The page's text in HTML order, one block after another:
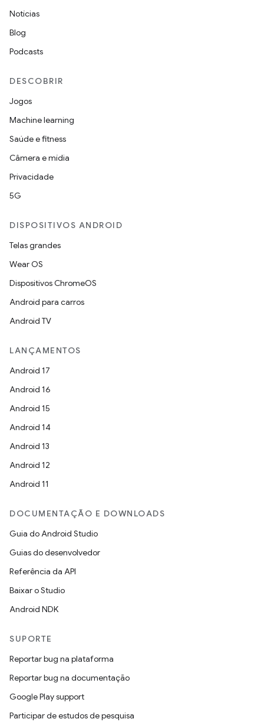
Notícias
Blog
Podcasts
DESCOBRIR
Jogos
Machine learning
Saúde e fitness
Câmera e mídia
Privacidade
5G
DISPOSITIVOS ANDROID
Telas grandes
Wear OS
Dispositivos ChromeOS
Android para carros
Android TV
LANÇAMENTOS
Android 17
Android 16
Android 15
Android 14
Android 13
Android 12
Android 11
DOCUMENTAÇÃO E DOWNLOADS
Guia do Android Studio
Guias do desenvolvedor
Referência da API
Baixar o Studio
Android NDK
SUPORTE
Reportar bug na plataforma
Reportar bug na documentação
Google Play support
Participar de estudos de pesquisa